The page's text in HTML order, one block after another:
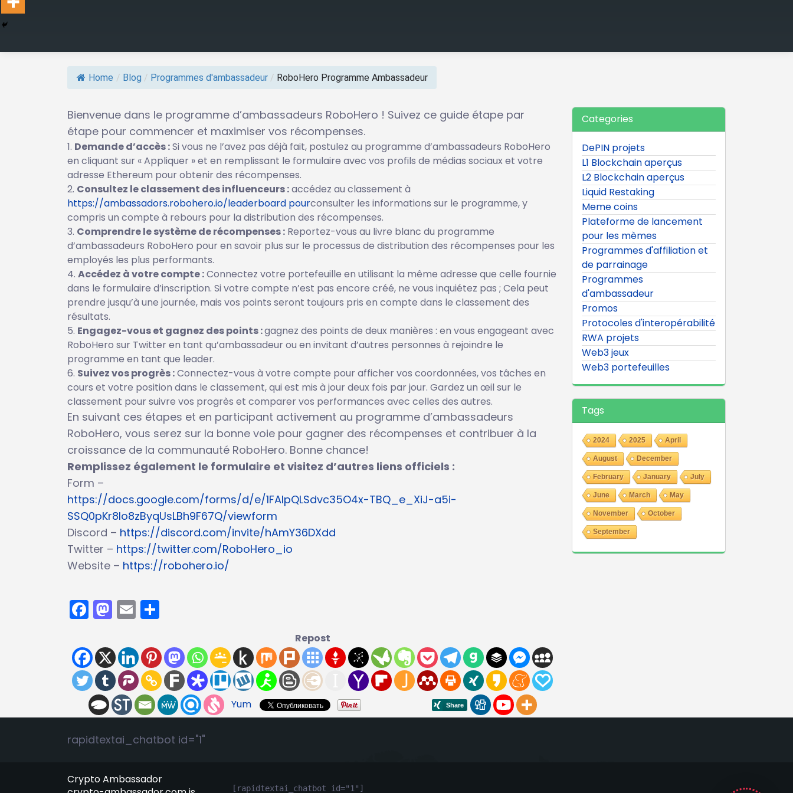
Home / Blog / Programmes d'ambassadeur / RoboHero Programme Ambassadeur
Bienvenue dans le programme d’ambassadeurs RoboHero ! Suivez ce guide étape par
étape pour commencer et maximiser vos récompenses.
Demande d’accès :Si vous ne l’avez pas déjà fait, postulez au programme d’ambassadeurs RoboHero
en cliquant sur « Appliquer » et en remplissant le formulaire avec vos profils de médias sociaux et votre
adresse Ethereum pour obtenir des récompenses.
Consultez le classement des influenceurs :accédez au classement à
https://ambassadors.robohero.io/leaderboard pourconsulter les informations sur le programme, y
compris un compte à rebours pour la distribution des récompenses.
Comprendre le système de récompenses : Reportez-vous au livre blanc du programme
d’ambassadeurs RoboHero pour en savoir plus sur le processus de distribution des récompenses pour les
employés les plus performants.
Accédez à votre compte :Connectez votre portefeuille en utilisant la même adresse que celle fournie
dans le formulaire d’inscription. Si votre compte n’est pas encore créé, ne vous inquiétez pas ; Cela peut
prendre jusqu’à une journée, mais vos points seront toujours pris en compte dans le classement des
résultats.
Engagez-vous et gagnez des points :gagnez des points de deux manières : en vous engageant avec
RoboHero sur Twitter en tant qu’ambassadeur ou en invitant d’autres personnes à rejoindre le
programme en tant que leader.
Suivez vos progrès :Connectez-vous à votre compte pour afficher vos coordonnées, vos tâches en
cours et votre position dans le classement, qui est mis à jour deux fois par jour. Gardez un œil sur le
classement pour suivre vos progrès et comparer vos performances avec celles des autres.
En suivant ces étapes et en participant activement au programme d’ambassadeurs
RoboHero, vous serez sur la bonne voie pour gagner des récompenses et contribuer à la
croissance de la communauté RoboHero. Bonne chance!
Remplissez également le formulaire et visitez d’autres liens officiels :
Form –
https://docs.google.com/forms/d/e/1FAIpQLSdvc35O4x-TBQ_e_XiJ-a5i-
SSQ0pKr8Io8zByqUsLBh9F67Q/viewform
Discord – https://discord.com/invite/hAmY36DXdd
Twitter – https://twitter.com/RoboHero_io
Website – https://robohero.io/
Facebook
Mastodon
Email
Repost
Yum
Categories
DePIN projets
L1 Blockchain aperçus
L2 Blockchain aperçus
Liquid Restaking
Meme coins
Plateforme de lancement
pour les mèmes
Programmes d'affiliation et
de parrainage
Programmes
d'ambassadeur
Promos
Protocoles d'interopérabilité
RWA projets
Web3 jeux
Web3 portefeuilles
Tags
2024 2025 April
August December
February January July
June March May
November October
September
rapidtextai_chatbot id="1"
Crypto Ambassador
[rapidtextai_chatbot id="1"]